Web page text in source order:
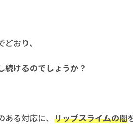
どおり、
続けるのでしょうか？
ある対応に、 リップスライムの闇